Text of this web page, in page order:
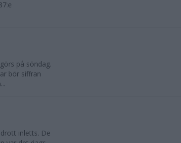
på söndag.
bör siffran
inletts. De